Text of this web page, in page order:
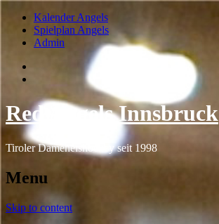
Kalender Angels
Spielplan Angels
Admin
Red Angels Innsbruck
Tiroler Dameneishockey seit 1998
Menu
Skip to content